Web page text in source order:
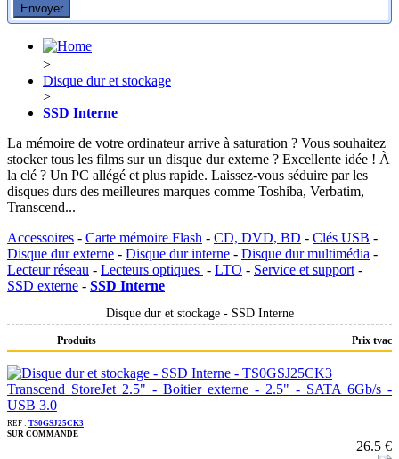
>
Disque dur et stockage
>
SSD Interne
La mémoire de votre ordinateur arrive à saturation ? Vous souhaitez
stocker tous les films sur un disque dur externe ? Excellente idée ! À
la clé ? Un PC allégé et plus rapide. Laissez-vous séduire par les
disques durs des meilleures marques comme Toshiba, Verbatim,
Transcend...
Accessoires - Carte mémoire Flash - CD, DVD, BD - Clés USB -
Disque dur externe - Disque dur interne - Disque dur multimédia -
Lecteur réseau - Lecteurs optiques - LTO - Service et support -
SSD externe - SSD Interne
Disque dur et stockage - SSD Interne
Produits Prix tvac
Transcend StoreJet 2.5" - Boitier externe - 2.5" - SATA 6Gb/s -
USB 3.0
REF : TS0GSJ25CK3
SUR COMMANDE
26.5 €